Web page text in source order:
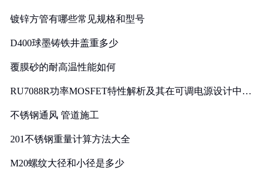
镀锌方管有哪些常见规格和型号
D400球墨铸铁井盖重多少
覆膜砂的耐高温性能如何
RU7088R功率MOSFET特性解析及其在可调电源设计中的
不锈钢通风 管道施工
201不锈钢重量计算方法大全
M20螺纹大径和小径是多少